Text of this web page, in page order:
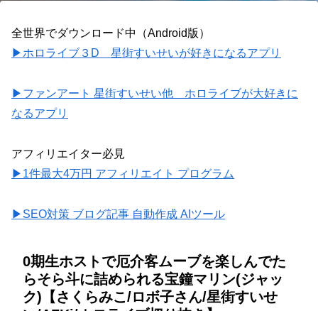
全世界でダウンロード中（Android版）
▶ホロライブ３D 星街すいせいが好きになるアプリ
▶ファンアート 星街すいせい他 ホロライブが大好きに
なるアプリ
アフィリエイター必見
▶1件最大4万円 アフィリエイト プログラム
▶SEO対策 ブログ記事 自動作成 AIツール
0期生ホストで厄介客ムーブを楽しんでた
らそら斗に詰められる宝鐘マリン(ジャッ
ク)【さくらみこ/ロボ子さん/星街すいせ